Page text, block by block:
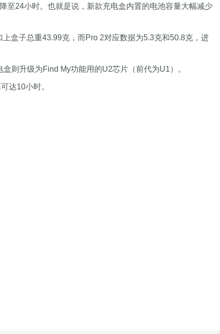
至24小时。也就是说，新款充电盒内置的电池容量大幅减少
盒子总重43.99克，而Pro 2对应数据为5.3克和50.8克，进
则升级为Find My功能用的U2芯片（前代为U1）。
达10小时。